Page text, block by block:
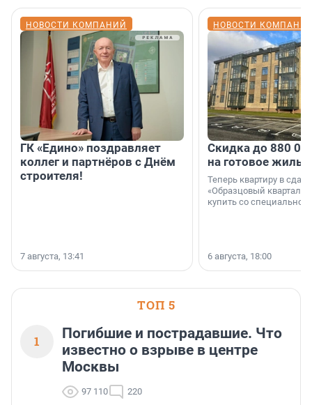
НОВОСТИ КОМПАНИЙ
ГК «Едино» поздравляет
коллег и партнёров с Днём
строителя!
7 августа, 13:41
НОВОСТИ
Скидка до 880
на готовое
Теперь квартиру в
«Образцовый квартал
купить со специальной
6 августа, 18:00
ТОП 5
1
Погибшие и пострадавшие. Что
известно о взрыве в центре
Москвы
97 110 220